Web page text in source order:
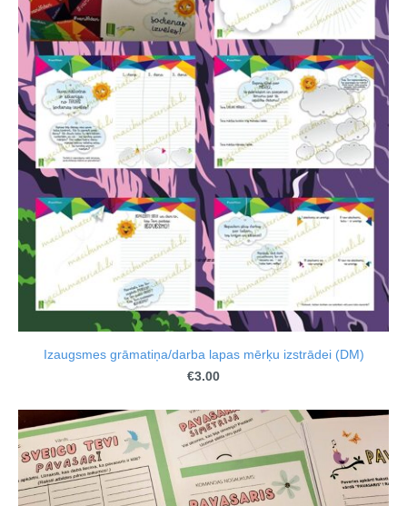
Izaugsmes grāmatiņa/darba lapas mērķu izstrādei (DM)
€3.00